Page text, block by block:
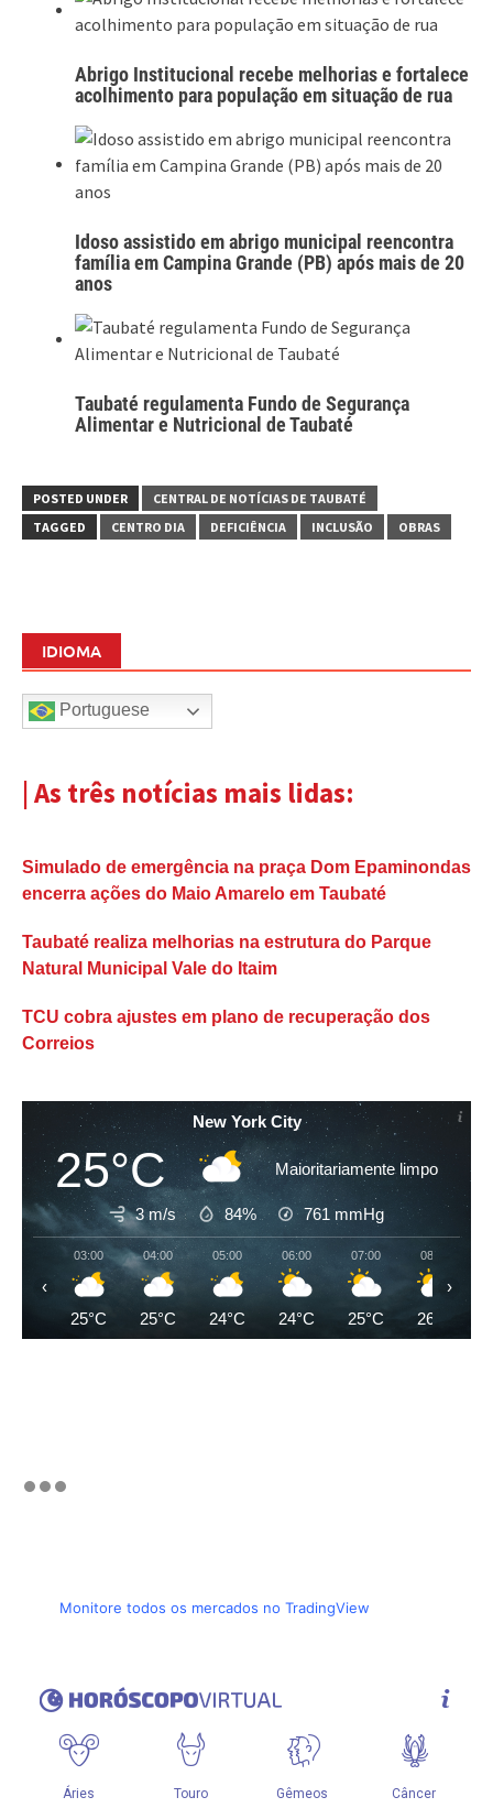
Abrigo Institucional recebe melhorias e fortalece
acolhimento para população em situação de rua
Idoso assistido em abrigo municipal reencontra
família em Campina Grande (PB) após mais de 20
anos
Taubaté regulamenta Fundo de Segurança
Alimentar e Nutricional de Taubaté
POSTED UNDER
CENTRAL DE NOTÍCIAS DE TAUBATÉ
TAGGED
CENTRO DIA DEFICIÊNCIA INCLUSÃO OBRAS
IDIOMA
Portuguese
| As três notícias mais lidas:
Simulado de emergência na praça Dom Epaminondas
encerra ações do Maio Amarelo em Taubaté
Taubaté realiza melhorias na estrutura do Parque
Natural Municipal Vale do Itaim
TCU cobra ajustes em plano de recuperação dos
Correios
New York City
25°C Maioritariamente limpo
3 m/s 84% 761 mmHg
03:00
25°C
04:00
25°C
05:00
24°C
06:00
24°C
07:00
25°C
08:00
26°C
‹ ›
Monitore todos os mercados no TradingView